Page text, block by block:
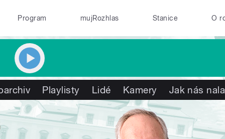
Program mujRozhlas Stanice O
Playlisty Lidé Kamery Jak nás